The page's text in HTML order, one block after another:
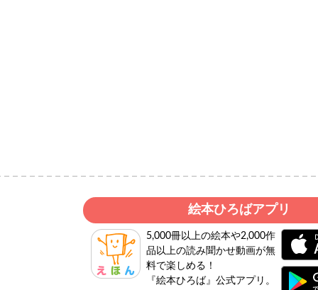
絵本ひろばアプリ
5,000冊以上の絵本や2,000作
品以上の読み聞かせ動画が無
料で楽しめる！
『絵本ひろば』公式アプリ。